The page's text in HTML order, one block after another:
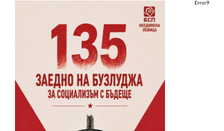
Error9